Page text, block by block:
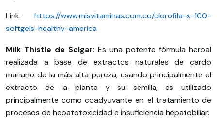
Link: https://www.misvitaminas.com.co/clorofila-x-100-
softgels-healthy-america
Milk Thistle de Solgar: Es una potente fórmula herbal
realizada a base de extractos naturales de cardo
mariano de la más alta pureza, usando principalmente el
extracto de la planta y su semilla, es utilizado
principalmente como coadyuvante en el tratamiento de
procesos de hepatotoxicidad e insuficiencia hepatobiliar.